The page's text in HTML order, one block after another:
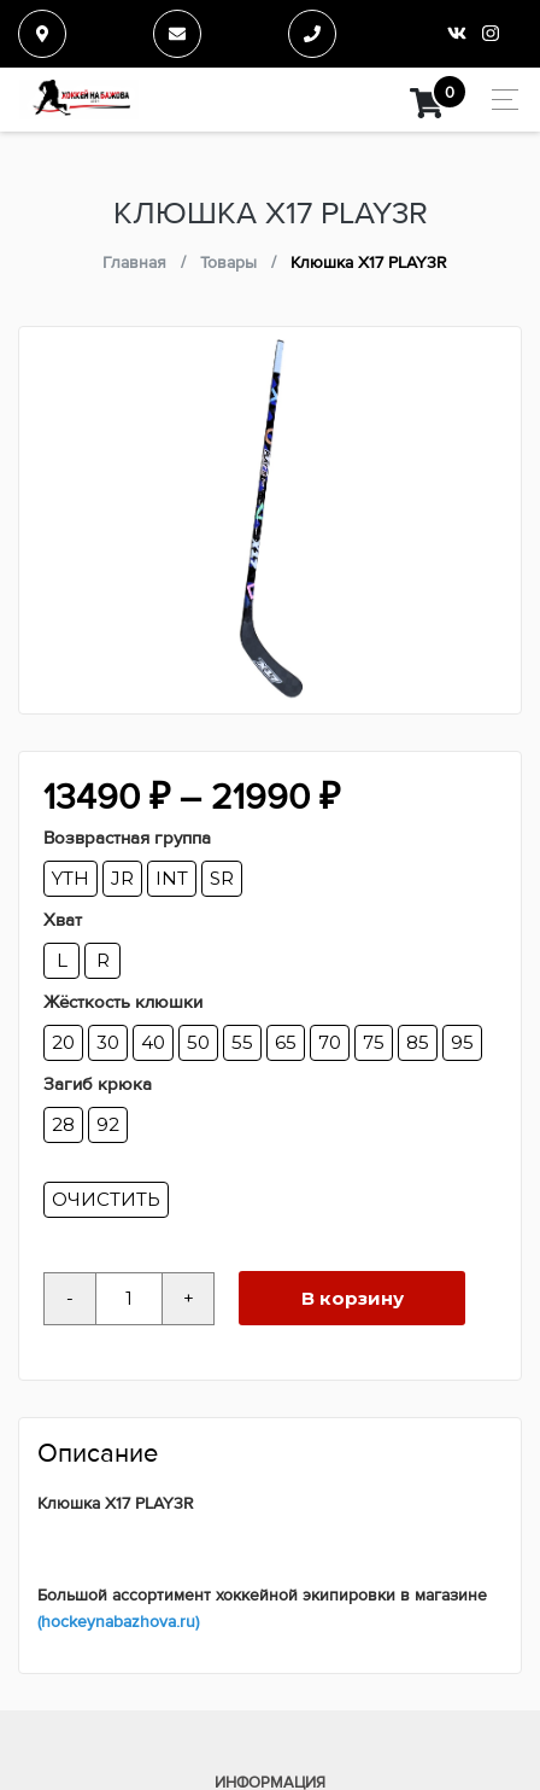
0
КЛЮШКА X17 PLAY3R
Главная Товары Клюшка X17 PLAY3R
13490 ₽ – 21990 ₽Диапазон
21990 ₽
Возврастная группа
YTH JR INT SR
Хват
L R
Жёсткость клюшки
20 30 40 50 55 65 70 75 85 95
Загиб крюка
28 92
ОЧИСТИТЬ
-
товара
+ В корзину
Описание
Клюшка X17 PLAY3R
Большой ассортимент хоккейной экипировки в магазине
(hockeynabazhova.ru)
ИНФОРМАЦИЯ